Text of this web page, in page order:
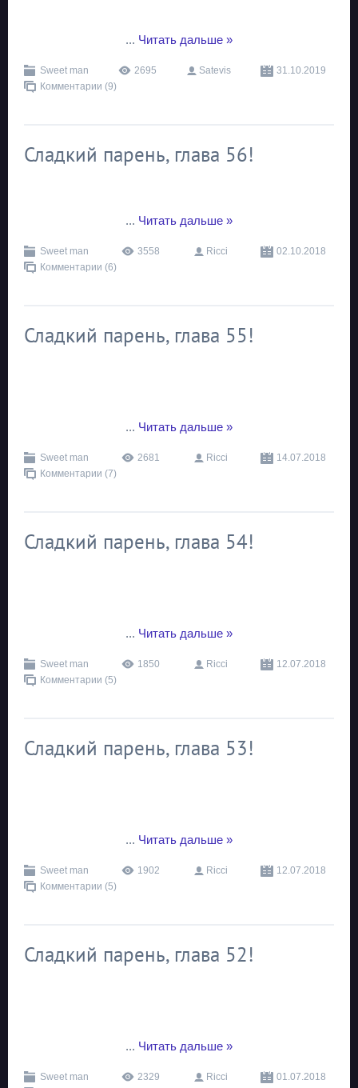
... Читать дальше »
Sweet man 2695 Satevis
31.10.2019
Комментарии (9)
Сладкий парень, глава 56!
... Читать дальше »
Sweet man 3558 Ricci
02.10.2018
Комментарии (6)
Сладкий парень, глава 55!
... Читать дальше »
Sweet man 2681 Ricci
14.07.2018
Комментарии (7)
Сладкий парень, глава 54!
... Читать дальше »
Sweet man 1850 Ricci
12.07.2018
Комментарии (5)
Сладкий парень, глава 53!
... Читать дальше »
Sweet man 1902 Ricci
12.07.2018
Комментарии (5)
Сладкий парень, глава 52!
... Читать дальше »
Sweet man 2329 Ricci
01.07.2018